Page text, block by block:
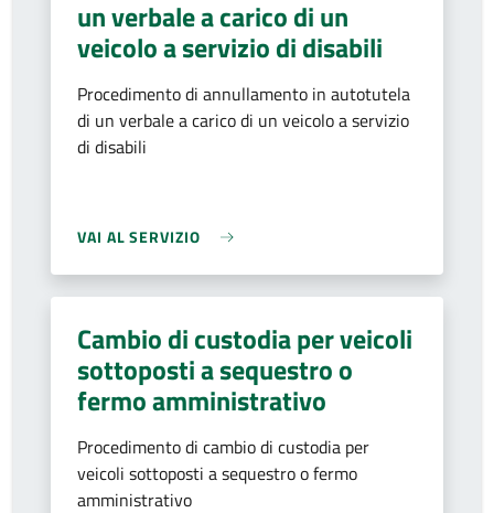
un verbale a carico di un
veicolo a servizio di disabili
Procedimento di annullamento in autotutela
di un verbale a carico di un veicolo a servizio
di disabili
VAI AL SERVIZIO
Cambio di custodia per veicoli
sottoposti a sequestro o
fermo amministrativo
Procedimento di cambio di custodia per
veicoli sottoposti a sequestro o fermo
amministrativo